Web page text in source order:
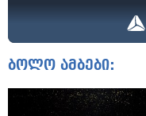
ბოლო ამბები: